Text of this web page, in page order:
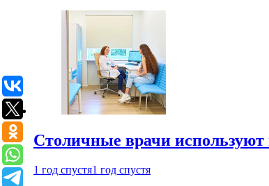
Столичные врачи используют
1 год спустя1 год спустя